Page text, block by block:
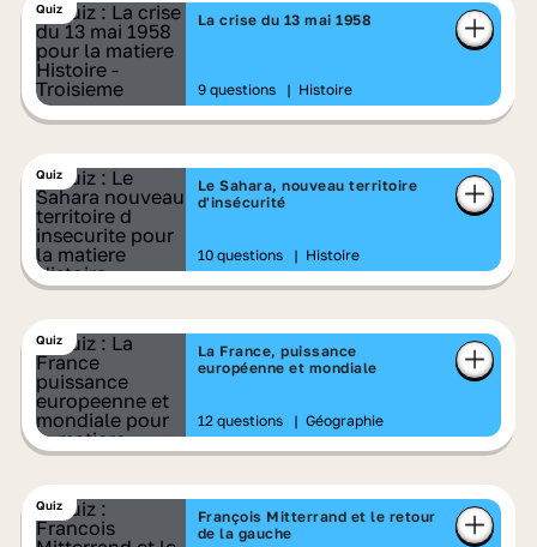
Quiz
La crise du 13 mai 1958
9 questions | Histoire
Quiz
Le Sahara, nouveau territoire
d'insécurité
10 questions | Histoire
Quiz
La France, puissance
européenne et mondiale
12 questions | Géographie
Quiz
François Mitterrand et le retour
de la gauche